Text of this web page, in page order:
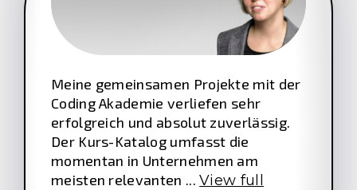
Meine gemeinsamen Projekte mit der
Coding Akademie verliefen sehr
erfolgreich und absolut zuverlässig.
Der Kurs-Katalog umfasst die
momentan in Unternehmen am
meisten relevanten ... View full